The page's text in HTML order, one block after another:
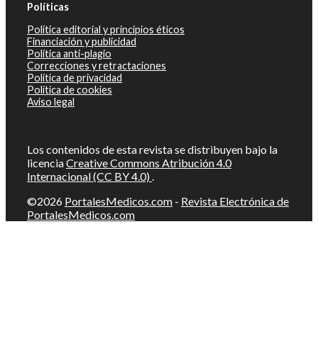
Políticas
Política editorial y principios éticos
Financiación y publicidad
Política anti-plagio
Correcciones y retractaciones
Política de privacidad
Política de cookies
Aviso legal
Los contenidos de esta revista se distribuyen bajo la
licenciaCreative Commons Atribución 4.0
Internacional (CC BY 4.0) .
©2026 PortalesMedicos.com - Revista Electrónica de
PortalesMedicos.com